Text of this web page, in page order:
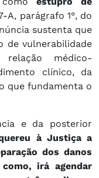
A, parágrafo 1°, do
sustenta que
de vulnerabilidade
relação médico-
clínico, da
que fundamenta o
e da posterior
à Justiça a
dos danos
irá agendar